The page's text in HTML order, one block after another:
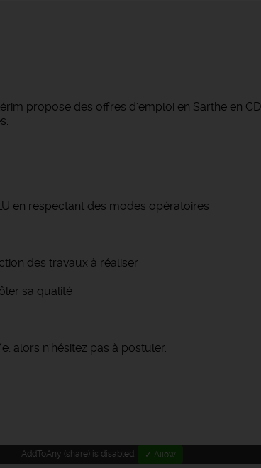
propose des offres d'emploi en Sarthe en
en respectant des modes opératoires
des travaux à réaliser
sa qualité
alors n'hésitez pas à postuler.
AddToAny (share) is disabled. ✓ Allow